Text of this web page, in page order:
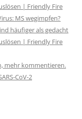
| Friendly Fire
MS wegimpfen?
häufiger als gedacht
| Friendly Fire
mehr kommentieren.
CoV-2